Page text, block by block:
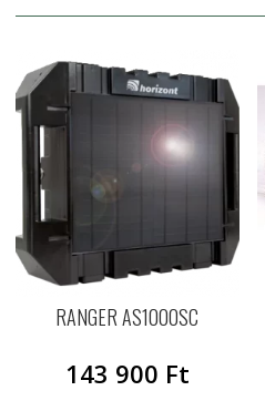
RANGER AS1000SC
143 900 Ft